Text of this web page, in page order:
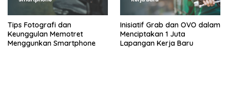
Tips Fotografi dan
Keunggulan Memotret
Menggunkan Smartphone
Inisiatif Grab dan OVO dalam
Menciptakan 1 Juta
Lapangan Kerja Baru